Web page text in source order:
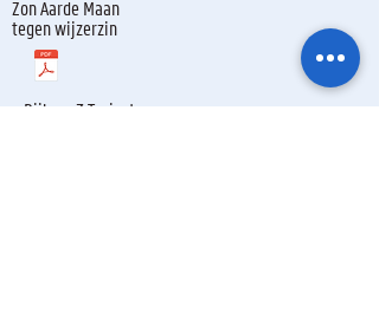
Zon Aarde Maan
tegen wijzerzin
Bijlage 3 Traject